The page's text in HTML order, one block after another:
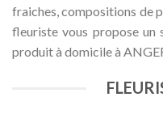
fraiches, compositions de
fleuriste vous propose un
produit à domicile à